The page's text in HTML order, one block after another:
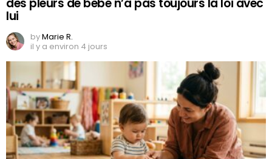
lui
byMarie R.
il y a environ 4 jours